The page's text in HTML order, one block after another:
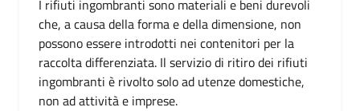
I rifiuti ingombranti sono materiali e beni durevoli
che, a causa della forma e della dimensione, non
possono essere introdotti nei contenitori per la
raccolta differenziata. Il servizio di ritiro dei rifiuti
ingombranti è rivolto solo ad utenze domestiche,
non ad attività e imprese.